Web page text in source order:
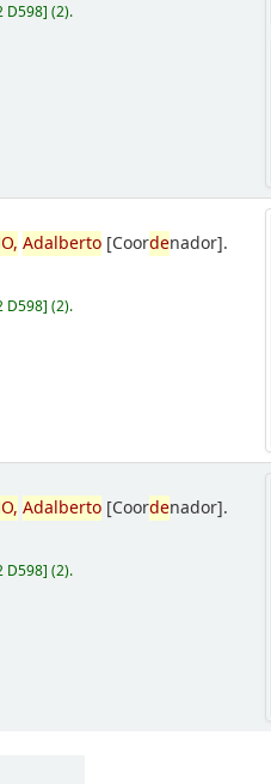
D598](2).
Adalberto [Coordenador].
D598](2).
Adalberto [Coordenador].
D598](2).